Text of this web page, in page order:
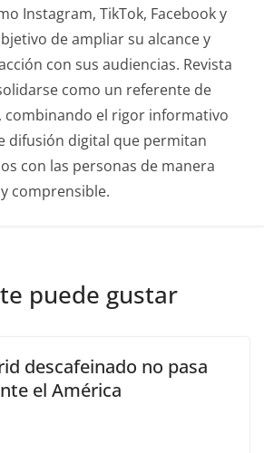
Instagram, TikTok, Facebook y
de ampliar su alcance y
con sus audiencias. Revista
como un referente de
combinando el rigor informativo
difusión digital que permitan
con las personas de manera
comprensible.
puede gustar
descafeinado no pasa
el América